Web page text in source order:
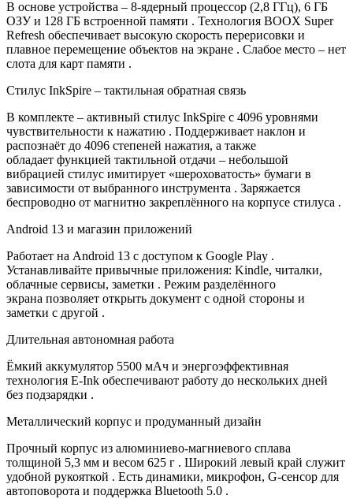
В основе устройства – 8-ядерный процессор (2,8 ГГц), 6 ГБ
ОЗУ и 128 ГБ встроенной памяти . Технология BOOX Super
Refresh обеспечивает высокую скорость перерисовки и
плавное перемещение объектов на экране . Слабое место – нет
слота для карт памяти .
Стилус InkSpire – тактильная обратная связь
В комплекте – активный стилус InkSpire с 4096 уровнями
чувствительности к нажатию . Поддерживает наклон и
распознаёт до 4096 степеней нажатия, а также
обладает функцией тактильной отдачи – небольшой
вибрацией стилус имитирует «шероховатость» бумаги в
зависимости от выбранного инструмента . Заряжается
беспроводно от магнитно закреплённого на корпусе стилуса .
Android 13 и магазин приложений
Работает на Android 13 с доступом к Google Play .
Устанавливайте привычные приложения: Kindle, читалки,
облачные сервисы, заметки . Режим разделённого
экрана позволяет открыть документ с одной стороны и
заметки с другой .
Длительная автономная работа
Ёмкий аккумулятор 5500 мАч и энергоэффективная
технология E-Ink обеспечивают работу до нескольких дней
без подзарядки .
Металлический корпус и продуманный дизайн
Прочный корпус из алюминиево-магниевого сплава
толщиной 5,3 мм и весом 625 г . Широкий левый край служит
удобной рукояткой . Есть динамики, микрофон, G-сенсор для
автоповорота и поддержка Bluetooth 5.0 .